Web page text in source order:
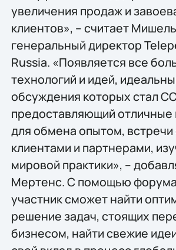
увеличения продаж и
клиентов», – считает
генеральный директор
Russia. «Появляется все
технологий и идей,
обсуждения которых стал
предоставляющий
для обмена опытом,
клиентами и партнерами,
мировой практики», –
Мертенс. С помощью
участник сможет найти
решение задач, стоящих
бизнесом, найти свежие